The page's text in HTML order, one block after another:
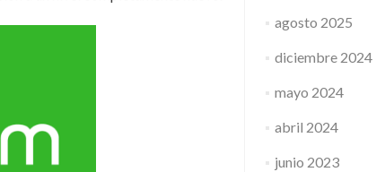
agosto 2025
diciembre 2024
mayo 2024
abril 2024
junio 2023